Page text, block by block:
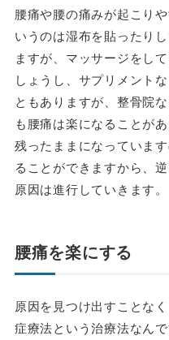
腰痛や腰の痛みが起こり
いうのは湿布を貼ったり
ますが、マッサージをし
しょうし、サプリメント
ともありますが、整骨院
も腰痛は楽になることが
残ったままになっていま
ることができますから、
原因は進行していきます。
腰痛を楽にする
原因を見つけ出すことな
症療法という治療法なん